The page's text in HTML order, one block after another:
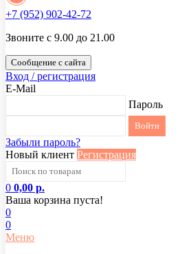
+7 (952) 902-42-72
Звоните с 9.00 до 21.00
Сообщение с сайта
Вход / регистрация
E-Mail
Пароль
Забыли пароль?
Новый клиент Регистрация
0 0,00 р.
Ваша корзина пуста!
0
0
Меню